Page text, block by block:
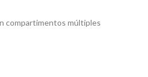
compartimentos múltiples